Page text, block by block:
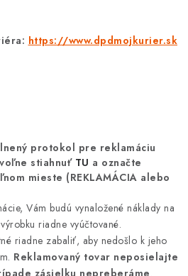
https://www.dpdmojkurier.sk
protokol pre reklamáciu
stiahnuť TU a označte
mieste (REKLAMÁCIA alebo
Vám budú vynaložené náklady na
riadne vyúčtované.
riadne zabaliť, aby nedošlo k jeho
Reklamovaný tovar neposielajte
zásielku nepreberáme